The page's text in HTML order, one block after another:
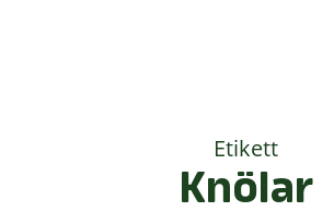
Etikett
Knölar